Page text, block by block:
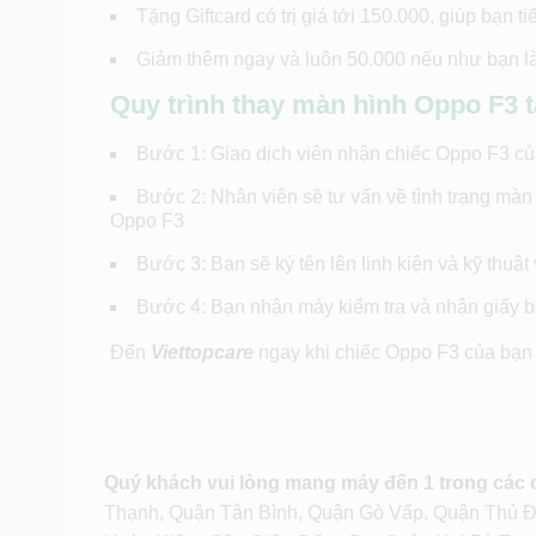
Tặng Giftcard có trị giá tới 150.000, giúp bạn
Giảm thêm ngay và luôn 50.000 nếu như bạn
Quy trình thay màn hình Oppo F3
Bước 1: Giao dịch viên nhận chiếc Oppo F3
Bước 2: Nhân viên sẽ tư vấn về tình trạng
Oppo F3
Bước 3: Bạn sẽ ký tên lên linh kiện và kỹ
Bước 4: Bạn nhận máy kiểm tra và nhận giấy
Đến Viettopcare ngay khi chiếc Oppo F3 của
Quý khách vui lòng mang máy đến 1 trong các
Thạnh, Quận Tân Bình, Quận Gò Vấp, Quận Thủ